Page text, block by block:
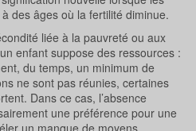
des âges où la fertilité diminue.
liée à la pauvreté ou aux
enfant suppose des ressources :
du temps, un minimum de
ne sont pas réunies, certaines
Dans ce cas, l’absence
une préférence pour une